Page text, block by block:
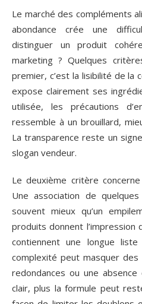
Le marché des compléments
abondance crée une
distinguer un produit
marketing ? Quelques
premier, c’est la lisibilité de la
expose clairement ses
utilisée, les précautions
ressemble à un brouillard,
La transparence reste un
slogan vendeur.
Le deuxième critère
Une association de
souvent mieux qu’un
produits donnent l’impression
contiennent une longue
complexité peut masquer
redondances ou une
clair, plus la formule peut